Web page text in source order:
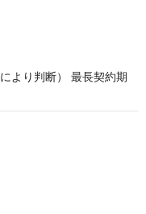
より判断） 最長契約期